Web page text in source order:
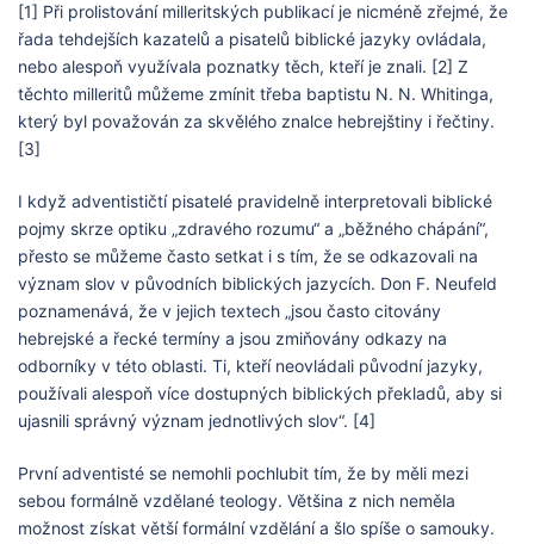
[1] Při prolistování milleritských publikací je nicméně zřejmé, že
řada tehdejších kazatelů a pisatelů biblické jazyky ovládala,
nebo alespoň využívala poznatky těch, kteří je znali. [2] Z
těchto milleritů můžeme zmínit třeba baptistu N. N. Whitinga,
který byl považován za skvělého znalce hebrejštiny i řečtiny.
[3]
I když adventističtí pisatelé pravidelně interpretovali biblické
pojmy skrze optiku „zdravého rozumu“ a „běžného chápání“,
přesto se můžeme často setkat i s tím, že se odkazovali na
význam slov v původních biblických jazycích. Don F. Neufeld
poznamenává, že v jejich textech „jsou často citovány
hebrejské a řecké termíny a jsou zmiňovány odkazy na
odborníky v této oblasti. Ti, kteří neovládali původní jazyky,
používali alespoň více dostupných biblických překladů, aby si
ujasnili správný význam jednotlivých slov“. [4]
První adventisté se nemohli pochlubit tím, že by měli mezi
sebou formálně vzdělané teology. Většina z nich neměla
možnost získat větší formální vzdělání a šlo spíše o samouky.